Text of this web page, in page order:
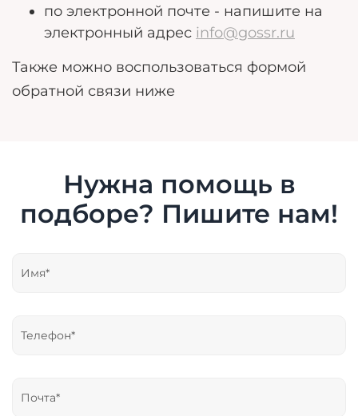
по электронной почте - напишите на
электронный адрес info@gossr.ru
Также можно воспользоваться формой
обратной связи ниже
Нужна помощь в
подборе? Пишите нам!